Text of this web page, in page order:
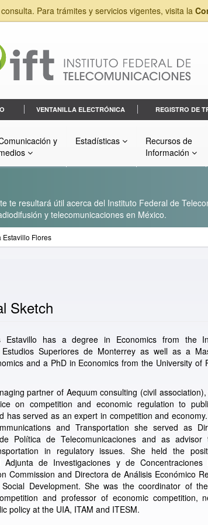
Para trámites y servicios vigentes, visita la
VENTANILLA ELECTRÓNICA REGISTRO DE
y
Estadísticas
Recursos de
Información
te resultará útil acerca del Instituto Federal de
y telecomunicaciones en México.
Estavillo Flores
Sketch
Estavillo has a degree in Economics from the
Superiores de Monterrey as well as a
and a PhD in Economics from the University of
partner of Aequum consulting (civil
on competition and economic regulation to
has served as an expert in competition and
and Transportation she served as
Política de Telecomunicaciones and as
in regulatory issues. She held the
Adjunta de Investigaciones y de
Commission and Directora de Análisis Económico
Development. She was the coordinator of
and professor of economic competition,
policy at the UIA, ITAM and ITESM.